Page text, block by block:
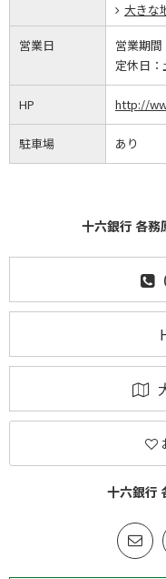
大きな
営業日 営業期間
定休日：
HP http://
駐車場 あり
十六銀行 各務
十六銀行